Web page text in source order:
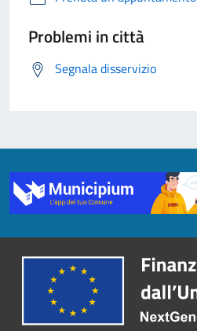
Problemi in città
Segnala disservizio